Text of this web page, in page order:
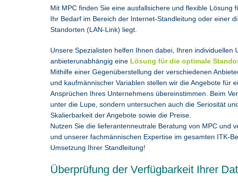
Mit MPC finden Sie eine ausfallsichere und flexible
Ihr Bedarf im Bereich der Internet-Standleitung oder einer
Standorten (LAN-Link) liegt.
Unsere Spezialisten helfen Ihnen dabei, Ihren individuellen
anbieterunabhängig eine Lösung für die optimale
Mithilfe einer Gegenüberstellung der verschiedenen
und kaufmännischer Variablen stellen wir die Angebote für
Ansprüchen Ihres Unternehmens übereinstimmen. Beim
unter die Lupe, sondern untersuchen auch die Seriosität
Skalierbarkeit der Angebote sowie die Preise.
Nutzen Sie die lieferantenneutrale Beratung von MPC und
und unserer fachmännischen Expertise im gesamten ITK-
Umsetzung Ihrer Standleitung!
Überprüfung der Verfügbarkeit Ihrer